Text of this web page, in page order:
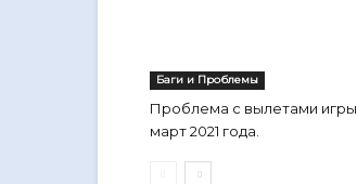
Баги и Проблемы
Проблема с вылетами игры
март 2021 года.